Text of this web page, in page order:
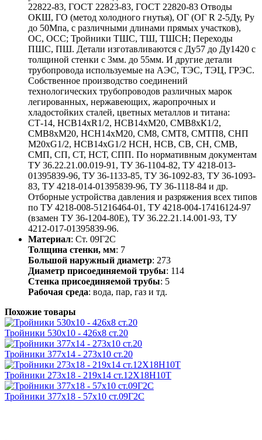
22822-83, ГОСТ 22823-83, ГОСТ 22820-83 Отводы
ОКШ, ГО (метод холодного гнутья), ОГ (ОГ R 2-5Ду, Ру
до 50Мпа, с различными длинами прямых участков),
ОС, ОСС; Тройники ТШС, ТШ, ТШСН; Переходы
ПШС, ПШ. Детали изготавливаются с Ду57 до Ду1420 с
толщиной стенки с 3мм. до 55мм. И другие детали
трубопровода используемые на АЭС, ТЭС, ТЭЦ, ГРЭС.
Собственное производство соединений
технологических трубопроводов различных марок
легированных, нержавеющих, жаропрочных и
хладостойких сталей, цветных металлов и титана:
СТ-14, НСВ14хR1/2, НСВ14хМ20, СМВ8хК1/2,
СМВ8хМ20, НСН14хМ20, СМ8, СМТ8, СМТП8, СНП
М20хG1/2, НСВ14хG1/2 НСН, НСВ, СВ, СН, СМВ,
СМП, СП, СТ, НСТ, СПП. По нормативным документам
ТУ 36.22.21.00.019-91, ТУ 36-1104-82, ТУ 4218-013-
01395839-96, ТУ 36-1133-85, ТУ 36-1092-83, ТУ 36-1093-
83, ТУ 4218-014-01395839-96, ТУ 36-1118-84 и др.
Отборные устройства давления и разряжения всех типов
по ТУ 4218-008-51216464-01, ТУ 4218-004-17416124-97
(взамен ТУ 36-1204-80Е), ТУ 36.22.21.14.001-93, ТУ
4212-017-01395839-96.
Материал: Ст. 09Г2С
Толщина стенки, мм: 7
Большой наружный диаметр: 273
Диаметр присоединяемой трубы: 114
Стенка присоединяемой трубы: 5
Рабочая среда: вода, пар, газ и тд.
Похожие товары
Тройники 530х10 - 426х8 ст.20
Тройники 377х14 - 273х10 ст.20
Тройники 273х18 - 219х14 ст.12Х18Н10Т
Тройники 377х18 - 57х10 ст.09Г2С